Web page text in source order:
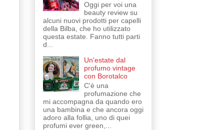
Oggi per voi una
beauty review su
alcuni nuovi prodotti per capelli
della Bilba, che ho utilizzato
questa estate. Fanno tutti parti
d...
Un'estate dal
profumo vintage
con Borotalco
C'è una
profumazione che
mi accompagna da quando ero
una bambina e che ancora oggi
adoro alla follia, uno di quei
profumi ever green,...